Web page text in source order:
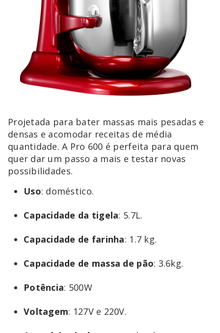
Projetada para bater massas mais pesadas e
densas e acomodar receitas de média
quantidade. A Pro 600 é perfeita para quem
quer dar um passo a mais e testar novas
possibilidades.
Uso: doméstico.
Capacidade da tigela: 5.7L.
Capacidade de farinha: 1.7 kg.
Capacidade de massa de pão: 3.6kg.
Potência: 500W
Voltagem: 127V e 220V.